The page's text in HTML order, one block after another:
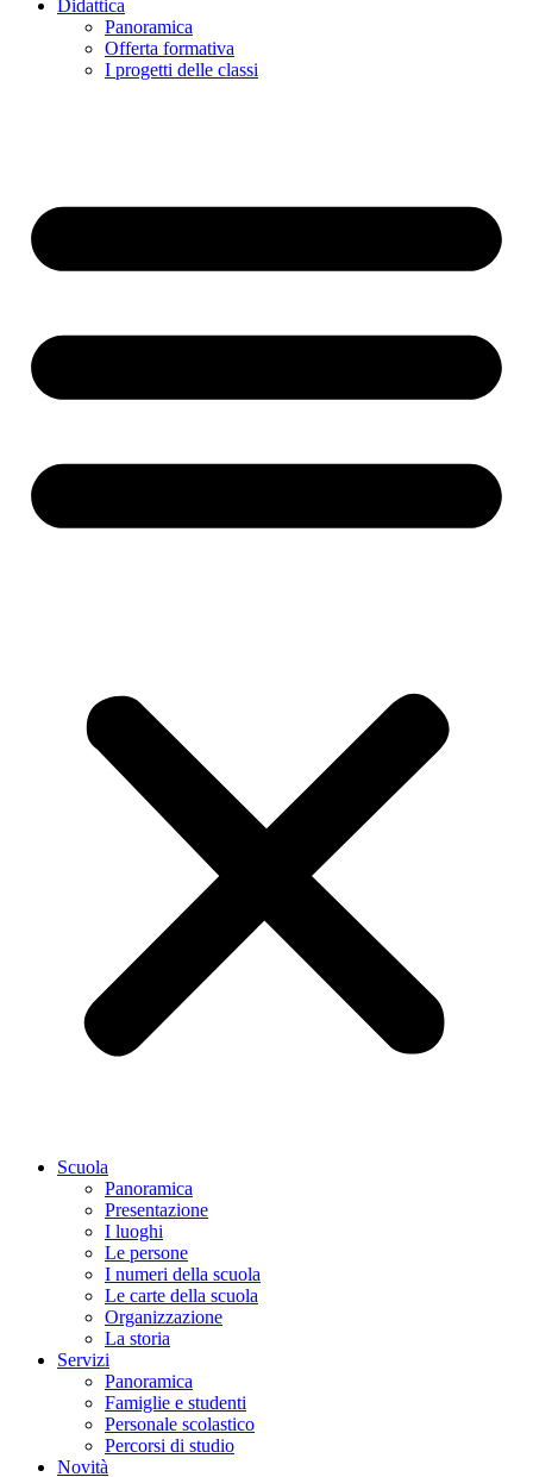
Didattica
Panoramica
Offerta formativa
I progetti delle classi
Scuola
Panoramica
Presentazione
I luoghi
Le persone
I numeri della scuola
Le carte della scuola
Organizzazione
La storia
Servizi
Panoramica
Famiglie e studenti
Personale scolastico
Percorsi di studio
Novità